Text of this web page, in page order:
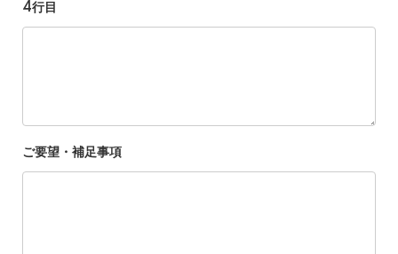
4行目
ご要望・補足事項